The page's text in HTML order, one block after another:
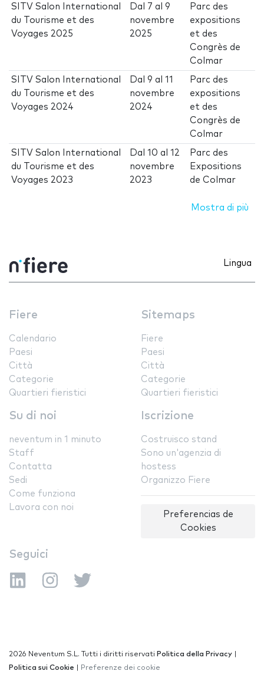
SITV Salon International
du Tourisme et des
Voyages 2025
Dal 7 al9
novembre
2025
Parc des
expositions
et des
Congrès de
Colmar
SITV Salon International
du Tourisme et des
Voyages 2024
Dal9 al11
novembre
2024
Parc des
expositions
et des
Congrès de
Colmar
SITV Salon International
du Tourisme et des
Voyages 2023
Dal10 al12
novembre
2023
Parc des
Expositions
de Colmar
Mostra di più
Lingua
Fiere
Calendario
Paesi
Città
Categorie
Quartieri fieristici
Sitemaps
Fiere
Paesi
Città
Categorie
Quartieri fieristici
Su di noi
neventum in 1 minuto
Staff
Contatta
Sedi
Come funziona
Lavora con noi
Iscrizione
Costruisco stand
Sono un'agenzia di
hostess
Organizzo Fiere
Preferencias de
Cookies
Seguici
2026 Neventum S.L. Tutti i diritti riservati Politica della Privacy
Politica sui Cookie
Preferenze dei cookie